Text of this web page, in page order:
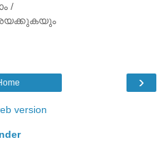
/
അയക്കുകയും
›
version